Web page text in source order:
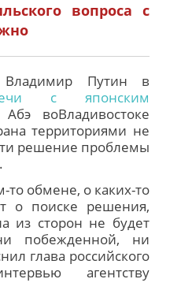
вопроса с
Владимир Путин в
с японским
Абэ воВладивостоке
территориями не
решение проблемы
.
то обмене, о каких-то
о поиске решения,
из сторон не будет
побежденной, ни
глава российского
агентству